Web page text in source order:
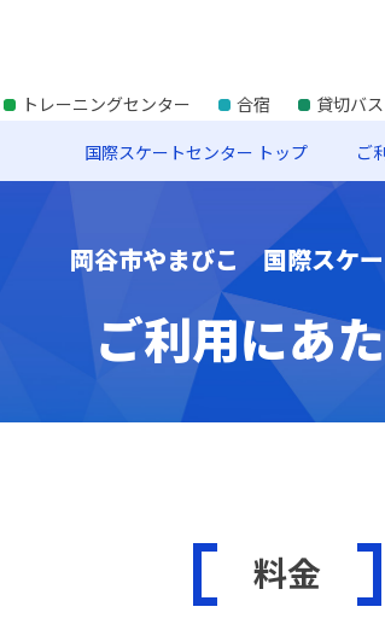
国際スケートセンター トップ
ご
トレーニングセンター 合宿 貸切バス
岡谷市やまびこ 国際スケ
ご利用にあ
料金